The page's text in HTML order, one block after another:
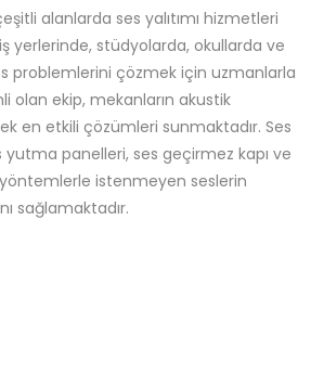
alanlarda ses yalıtımı hizmetleri
yerlerinde, stüdyolarda, okullarda ve
problemlerini çözmek için uzmanlarla
olan ekip, mekanların akustik
en etkili çözümleri sunmaktadır. Ses
yutma panelleri, ses geçirmez kapı ve
istenmeyen seslerin
sağlamaktadır.